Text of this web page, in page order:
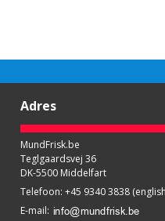
Adres
MundFrisk.be
Teglgaardsvej 36
DK-5500 Middelfart
Telefoon: +45 9340 3838
E-mail: